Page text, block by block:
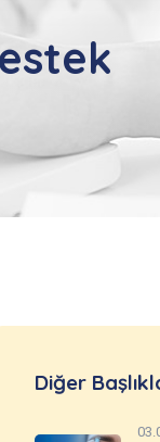
Diğer